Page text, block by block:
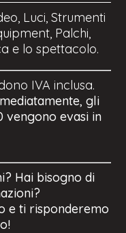
Luci, Strumenti
Palchi,
e lo spettacolo.
IVA inclusa.
gli
vengono evasi in
Hai bisogno di
e ti risponderemo